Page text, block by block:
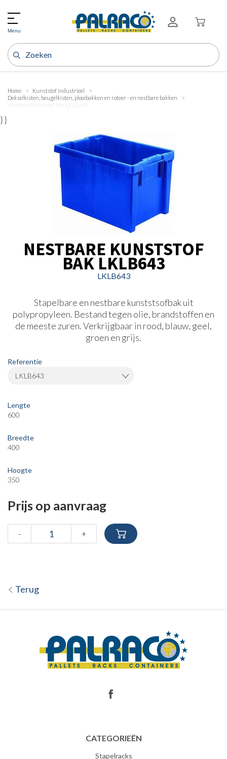
Menu
Home
Kunststof industrieel
Dekselkisten, beugelkisten, plooibakken en roteer - en nestbare bakken
} }
NESTBARE KUNSTSTOF
BAK LKLB643
LKLB643
Stapelbare en nestbare kunststsofbak uit
polypropyleen. Bestand tegen olie, brandstoffen en
de meeste zuren. Verkrijgbaar in rood, blauw, geel,
groen en grijs.
Referentie
LKLB643
Lengte
600
Breedte
400
Hoogte
350
Prijs op aanvraag
- +
Terug
CATEGORIEËN
Stapelracks